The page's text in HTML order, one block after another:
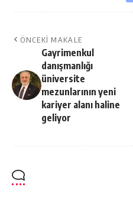
ÖNCEKI MAKALE
Gayrimenkul
danışmanlığı
üniversite
mezunlarının yeni
kariyer alanı haline
geliyor